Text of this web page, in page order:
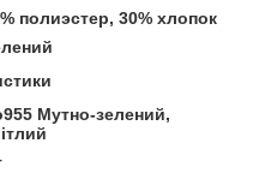
полиэстер, 30% хлопок
Мутно-зелений,